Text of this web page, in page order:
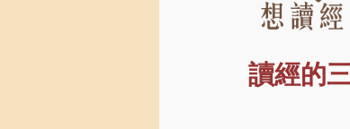
讀經的